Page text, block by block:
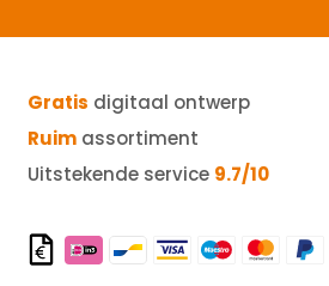
Gratis digitaal ontwerp
Ruim assortiment
Uitstekende service 9.7/10